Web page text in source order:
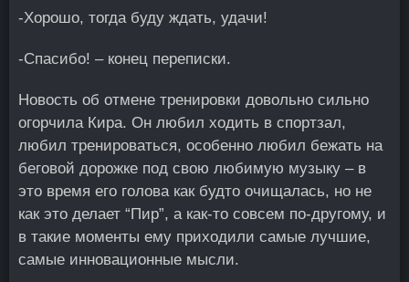
-Хорошо, тогда буду ждать, удачи!
-Спасибо! – конец переписки.
Новость об отмене тренировки довольно сильно
огорчила Кира. Он любил ходить в спортзал,
любил тренироваться, особенно любил бежать на
беговой дорожке под свою любимую музыку – в
это время его голова как будто очищалась, но не
как это делает “Пир”, а как-то совсем по-другому, и
в такие моменты ему приходили самые лучшие,
самые инновационные мысли.